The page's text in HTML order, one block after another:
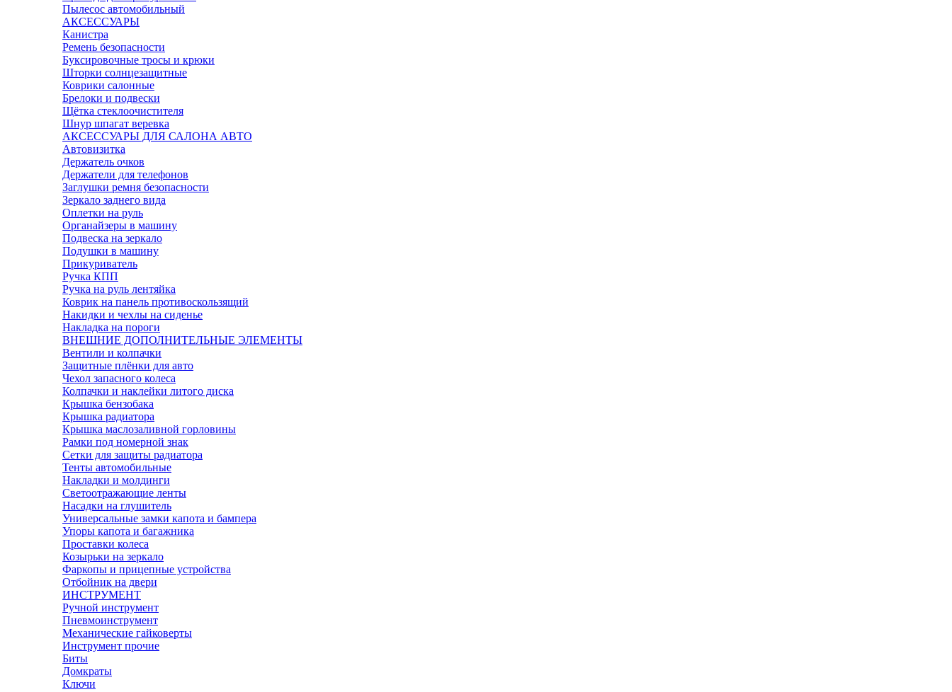
Пылесос автомобильный
АКСЕССУАРЫ
Канистра
Ремень безопасности
Буксировочные тросы и крюки
Шторки солнцезащитные
Коврики салонные
Брелоки и подвески
Щётка стеклоочистителя
Шнур шпагат веревка
АКСЕССУАРЫ ДЛЯ САЛОНА АВТО
Автовизитка
Держатель очков
Держатели для телефонов
Заглушки ремня безопасности
Зеркало заднего вида
Оплетки на руль
Органайзеры в машину
Подвеска на зеркало
Подушки в машину
Прикуриватель
Ручка КПП
Ручка на руль лентяйка
Коврик на панель противоскользящий
Накидки и чехлы на сиденье
Накладка на пороги
ВНЕШНИЕ ДОПОЛНИТЕЛЬНЫЕ ЭЛЕМЕНТЫ
Вентили и колпачки
Защитные плёнки для авто
Чехол запасного колеса
Колпачки и наклейки литого диска
Крышка бензобака
Крышка радиатора
Крышка маслозаливной горловины
Рамки под номерной знак
Сетки для защиты радиатора
Тенты автомобильные
Накладки и молдинги
Светоотражающие ленты
Насадки на глушитель
Универсальные замки капота и бампера
Упоры капота и багажника
Проставки колеса
Козырьки на зеркало
Фаркопы и прицепные устройства
Отбойник на двери
ИНСТРУМЕНТ
Ручной инструмент
Пневмоинструмент
Механические гайковерты
Инструмент прочиe
Биты
Домкраты
Ключи